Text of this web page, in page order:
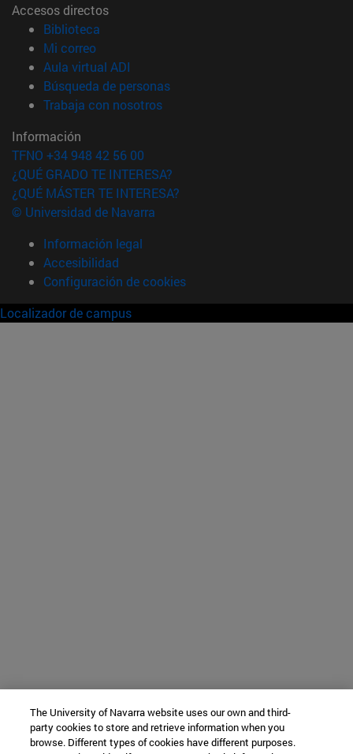
Accesos directos
Biblioteca
Mi correo(abre en nueva ventana)
Aula virtual ADI
Búsqueda de personas(abre en nueva ventana)
Trabaja con nosotros(abre en nueva ventana)
Información
TFNO +34 948 42 56 00
¿QUÉ GRADO TE INTERESA?
¿QUÉ MÁSTER TE INTERESA?
© Universidad de Navarra
Información legal
Accesibilidad
Configuración de cookies
Localizador de campus
The University of Navarra website uses our own and third-
party cookies to store and retrieve information when you
browse. Different types of cookies have different purposes.